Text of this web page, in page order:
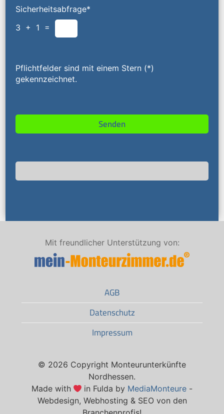
Sicherheitsabfrage*
3 + 1 =
Pflichtfelder sind mit einem Stern (*)
gekennzeichnet.
Mit freundlicher Unterstützung von:
AGB
Datenschutz
Impressum
© 2026 Copyright Monteurunterkünfte
Nordhessen.
Made with
in Fulda by MediaMonteure -
Webdesign, Webhosting & SEO von den